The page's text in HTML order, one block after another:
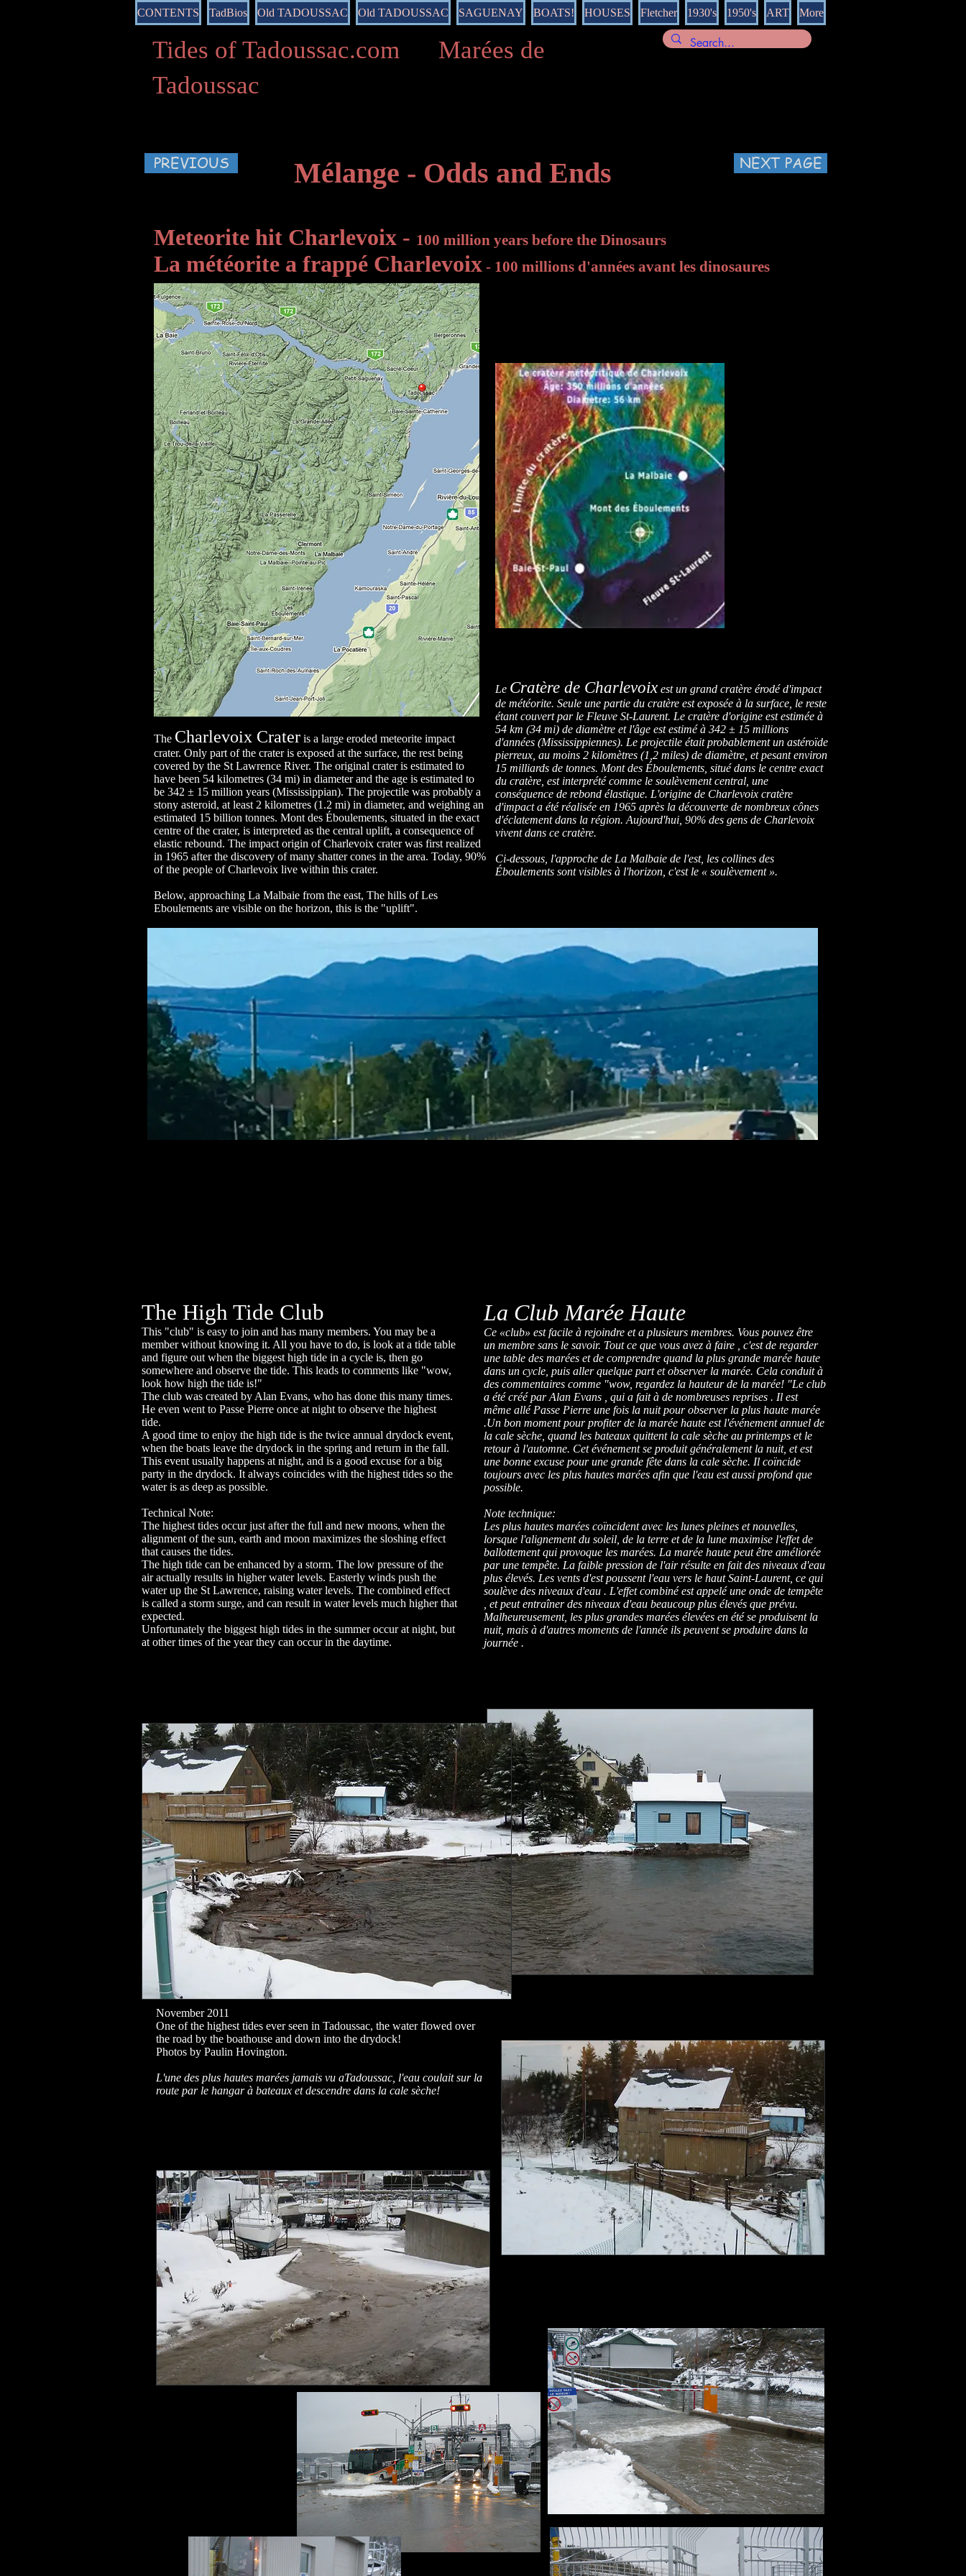
CONTENTS TadBios Old TADOUSSAC Old TADOUSSAC SAGUENAY BOATS! HOUSES Fletcher 1930's 1950's ART More
Tides of Tadoussac.com Marées de
Tadoussac
PREVIOUS Mélange - Odds and Ends NEXT PAGE
Meteorite hit Charlevoix - 100 million years before the Dinosaurs
La météorite a frappé Charlevoix - 100 millions d'années avant les dinosaures
The Charlevoix Crater is a large eroded meteorite impact
crater. Only part of the crater is exposed at the surface, the rest being
covered by the St Lawrence River. The original crater is estimated to
have been 54 kilometres (34 mi) in diameter and the age is estimated to
be 342 ± 15 million years (Mississippian). The projectile was probably a
stony asteroid, at least 2 kilometres (1.2 mi) in diameter, and weighing an
estimated 15 billion tonnes. Mont des Éboulements, situated in the exact
centre of the crater, is interpreted as the central uplift, a consequence of
elastic rebound. The impact origin of Charlevoix crater was first realized
in 1965 after the discovery of many shatter cones in the area. Today, 90%
of the people of Charlevoix live within this crater.
Below, approaching La Malbaie from the east, The hills of Les
Eboulements are visible on the horizon, this is the "uplift".
Le Cratère de Charlevoix est un grand cratère érodé d'impact
de météorite. Seule une partie du cratère est exposée à la surface, le reste
étant couvert par le Fleuve St-Laurent. Le cratère d'origine est estimée à
54 km (34 mi) de diamètre et l'âge est estimé à 342 ± 15 millions
d'années (Mississippiennes). Le projectile était probablement un astéroïde
pierreux, au moins 2 kilomètres (1,2 miles) de diamètre, et pesant environ
15 milliards de tonnes. Mont des Éboulements, situé dans le centre exact
du cratère, est interprété comme le soulèvement central, une
conséquence de rebond élastique. L'origine de Charlevoix cratère
d'impact a été réalisée en 1965 après la découverte de nombreux cônes
d'éclatement dans la région. Aujourd'hui, 90% des gens de Charlevoix
vivent dans ce cratère.
Ci-dessous, l'approche de La Malbaie de l'est, les collines des
Éboulements sont visibles à l'horizon, c'est le « soulèvement ».
The High Tide Club
This "club" is easy to join and has many members. You may be a
member without knowing it. All you have to do, is look at a tide table
and figure out when the biggest high tide in a cycle is, then go
somewhere and observe the tide. This leads to comments like "wow,
look how high the tide is!"
The club was created by Alan Evans, who has done this many times.
He even went to Passe Pierre once at night to observe the highest
tide.
A good time to enjoy the high tide is the twice annual drydock event,
when the boats leave the drydock in the spring and return in the fall.
This event usually happens at night, and is a good excuse for a big
party in the drydock. It always coincides with the highest tides so the
water is as deep as possible.
Technical Note:
The highest tides occur just after the full and new moons, when the
alignment of the sun, earth and moon maximizes the sloshing effect
that causes the tides.
The high tide can be enhanced by a storm. The low pressure of the
air actually results in higher water levels. Easterly winds push the
water up the St Lawrence, raising water levels. The combined effect
is called a storm surge, and can result in water levels much higher that
expected.
Unfortunately the biggest high tides in the summer occur at night, but
at other times of the year they can occur in the daytime.
La Club Marée Haute
Ce «club» est facile à rejoindre et a plusieurs membres. Vous pouvez être
un membre sans le savoir. Tout ce que vous avez à faire , c'est de regarder
une table des marées et de comprendre quand la plus grande marée haute
dans un cycle, puis aller quelque part et observer la marée. Cela conduit à
des commentaires comme "wow, regardez la hauteur de la marée! "Le club
a été créé par Alan Evans , qui a fait à de nombreuses reprises . Il est
même allé Passe Pierre une fois la nuit pour observer la plus haute marée
.Un bon moment pour profiter de la marée haute est l'événement annuel de
la cale sèche, quand les bateaux quittent la cale sèche au printemps et le
retour à l'automne. Cet événement se produit généralement la nuit, et est
une bonne excuse pour une grande fête dans la cale sèche. Il coïncide
toujours avec les plus hautes marées afin que l'eau est aussi profond que
possible.
Note technique:
Les plus hautes marées coïncident avec les lunes pleines et nouvelles,
lorsque l'alignement du soleil, de la terre et de la lune maximise l'effet de
ballottement qui provoque les marées. La marée haute peut être améliorée
par une tempête. La faible pression de l'air résulte en fait des niveaux d'eau
plus élevés. Les vents d'est poussent l'eau vers le haut Saint-Laurent, ce qui
soulève des niveaux d'eau . L'effet combiné est appelé une onde de tempête
, et peut entraîner des niveaux d'eau beaucoup plus élevés que prévu.
Malheureusement, les plus grandes marées élevées en été se produisent la
nuit, mais à d'autres moments de l'année ils peuvent se produire dans la
journée .
November 2011
One of the highest tides ever seen in Tadoussac, the water flowed over
the road by the boathouse and down into the drydock!
Photos by Paulin Hovington.
L'une des plus hautes marées jamais vu aTadoussac, l'eau coulait sur ​​la
route par le hangar à bateaux et descendre dans la cale sèche!